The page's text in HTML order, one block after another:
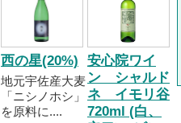
西の星(20%)
地元宇佐産大麦
「ニシノホシ」
を原料に....
安心院ワイ
ン シャルド
ネ イモリ谷
720ml (白、